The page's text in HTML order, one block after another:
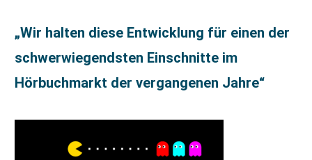
„Wir halten diese Entwicklung für einen der
schwerwiegendsten Einschnitte im
Hörbuchmarkt der vergangenen Jahre“